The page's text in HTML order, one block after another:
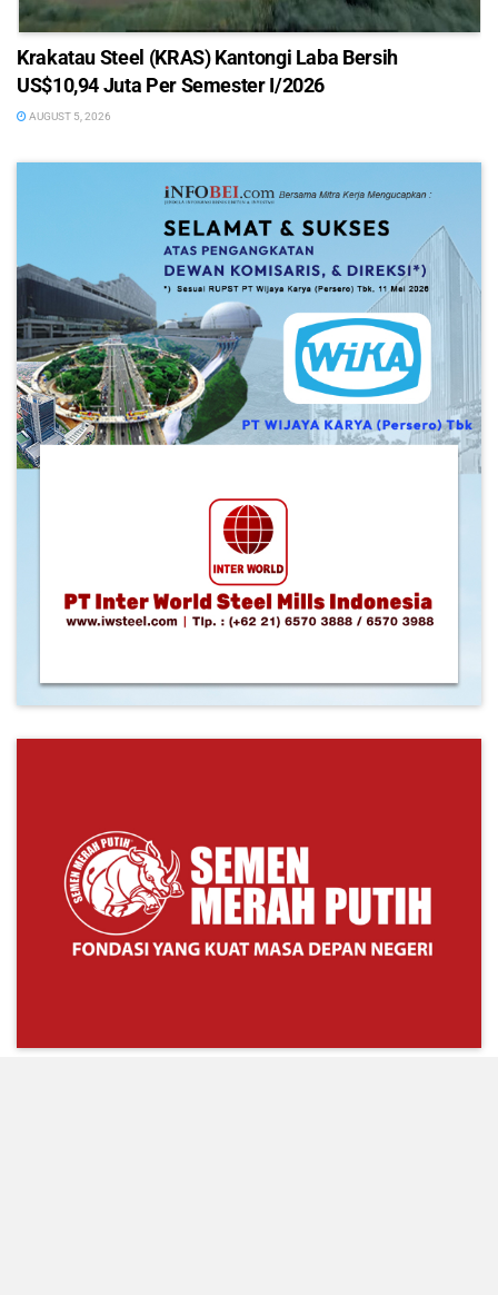
Krakatau Steel (KRAS) Kantongi Laba Bersih
US$10,94 Juta Per Semester I/2026
AUGUST 5, 2026